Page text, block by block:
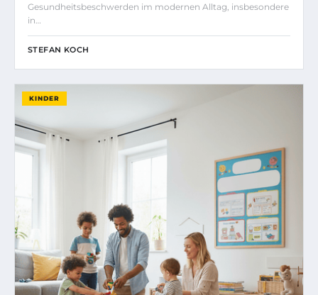
Gesundheitsbeschwerden im modernen Alltag, insbesondere
in…
STEFAN KOCH
KINDER